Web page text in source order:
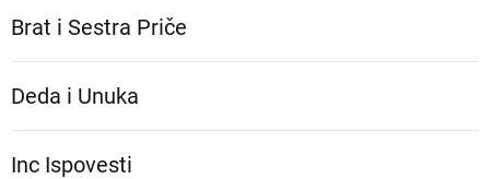
Brat i Sestra Priče
Deda i Unuka
Inc Ispovesti